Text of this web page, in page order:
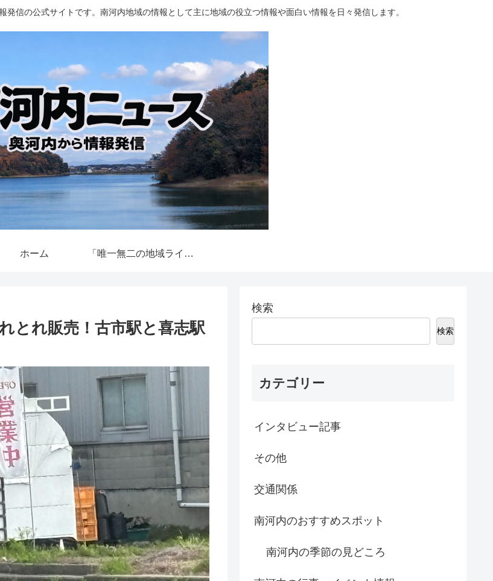
信の公式サイトです。南河内地域の情報として主に地域の役立つ情報や面白い情報を日々発信します。
ホーム 「唯一無二の地域ライター」奥河内から情報発信とは
とれ販売！古市駅と喜志駅
検索
検索
カテゴリー
インタビュー記事
その他
交通関係
南河内のおすすめスポット
南河内の季節の見どころ